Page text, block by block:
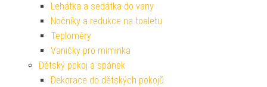
Lehátka a sedátka do vany
Nočníky a redukce na toaletu
Teploměry
Vaničky pro miminka
Dětský pokoj a spánek
Dekorace do dětských pokojů